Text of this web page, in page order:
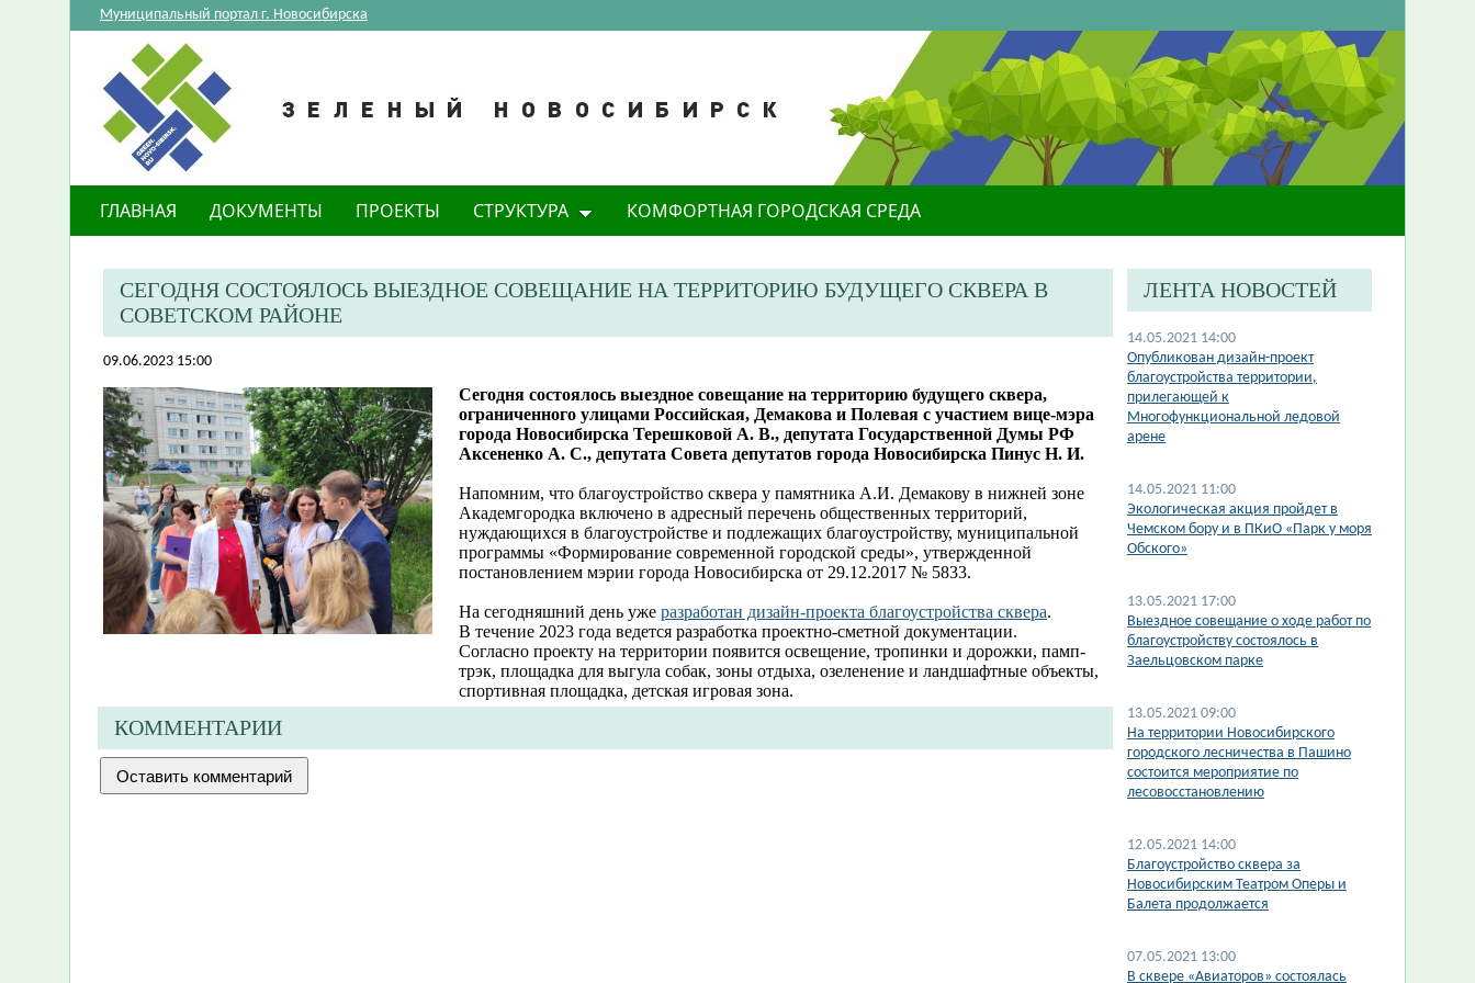
Муниципальный портал г. Новосибирска
ГЛАВНАЯ ДОКУМЕНТЫ ПРОЕКТЫ СТРУКТУРА КОМФОРТНАЯ ГОРОДСКАЯ СРЕДА
CЕГОДНЯ СОСТОЯЛОСЬ ВЫЕЗДНОЕ СОВЕЩАНИЕ НА ТЕРРИТОРИЮ БУДУЩЕГО СКВЕРА В
СОВЕТСКОМ РАЙОНЕ
09.06.2023 15:00
Cегодня состоялось выездное совещание на территорию будущего сквера,
ограниченного улицами Российская, Демакова и Полевая с участием вице-мэра
города Новосибирска Терешковой А. В., депутата Государственной Думы РФ
Аксененко А. С., депутата Совета депутатов города Новосибирска Пинус Н. И.
Напомним, что благоустройство сквера у памятника А.И. Демакову в нижней зоне
Академгородка включено в адресный перечень общественных территорий,
нуждающихся в благоустройстве и подлежащих благоустройству, муниципальной
программы «Формирование современной городской среды», утвержденной
постановлением мэрии города Новосибирска от 29.12.2017 № 5833.
На сегодняшний день уже разработан дизайн-проекта благоустройства сквера​.
В течение 2023 года ведется разработка проектно-сметной документации.
Согласно проекту на территории появится освещение, тропинки и дорожки, памп-
трэк, площадка для выгула собак, зоны отдыха, озеленение и ландшафтные объекты,
спортивная площадка, детская игровая зона.
КОММЕНТАРИИ
ЛЕНТА НОВОСТЕЙ
14.05.2021 14:00
Опубликован дизайн-проект
благоустройства территории,
прилегающей к
Многофункциональной ледовой
арене
14.05.2021 11:00
Экологическая акция пройдет в
Чемском бору и в ПКиО «Парк у моря
Обского»
13.05.2021 17:00
Выездное совещание о ходе работ по
благоустройству состоялось в
Заельцовском парке
13.05.2021 09:00
На территории Новосибирского
городского лесничества в Пашино
состоится мероприятие по
лесовосстановлению
12.05.2021 14:00
Благоустройство сквера за
Новосибирским Театром Оперы и
Балета продолжается
07.05.2021 13:00
В сквере «Авиаторов» состоялась